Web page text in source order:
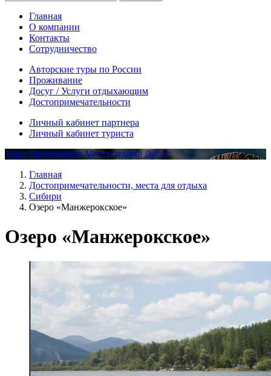
Главная
О компании
Контакты
Сотрудничество
Авторские туры по России
Проживание
Досуг / Услуги отдыхающим
Достопримечательности
Личный кабинет партнера
Личный кабинет туриста
Туры ПроживаниеМеста отдыха Досуг
Главная
Достопримечательности, места для отдыха
Сибири
Озеро «Манжерокское»
Озеро «Манжерокское»